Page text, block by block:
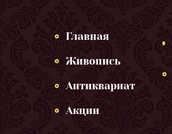
Главная
Живопись
Антиквариат
Акции